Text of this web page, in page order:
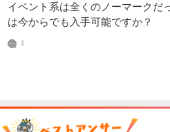
イベント系は全くのノーマークだ
は今からでも入手可能ですか？
1